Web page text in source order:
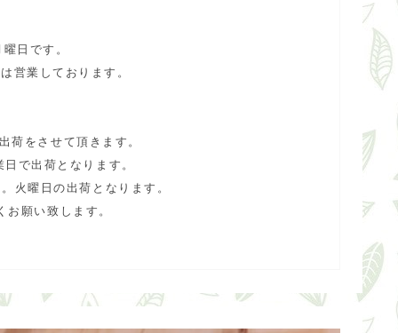
日です。
営業しております。
荷をさせて頂きます。
で出荷となります。
火曜日の出荷となります。
願い致します。